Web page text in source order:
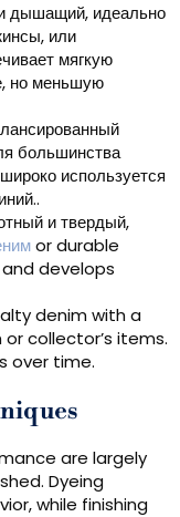
дышащий, идеально
или
мягкую
но меньшую
большинства
используется
и твердый,
or durable
develops
denim with a
collector’s items.
over time.
are largely
. Dyeing
,while finishing